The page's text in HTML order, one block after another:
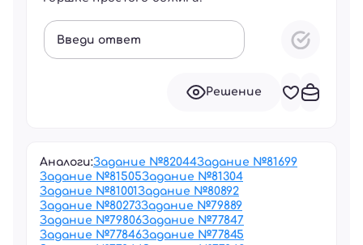
Введи ответ
Решение
Аналоги:Задание №82044Задание №81699
Задание №81505Задание №81304
Задание №81001Задание №80892
Задание №80273Задание №79889
Задание №79806Задание №77847
Задание №77846Задание №77845